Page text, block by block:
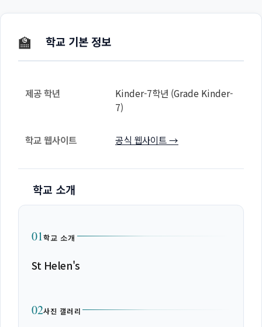
🏫 학교 기본 정보
제공 학년
Kinder-7학년 (Grade Kinder-
7)
학교 웹사이트 공식 웹사이트 →
학교 소개
01학교 소개
St Helen's
02사진 갤러리